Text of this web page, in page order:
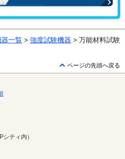
器一覧 > 強度試験機器 > 万能材料試験
ページの先頭へ戻る
ティ内）